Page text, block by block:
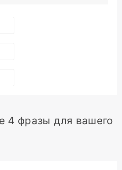
4 фразы для вашего